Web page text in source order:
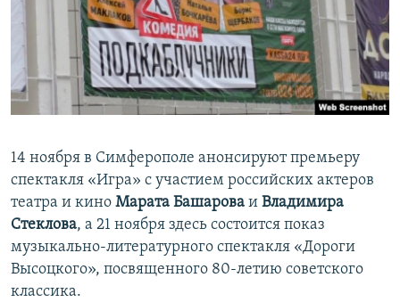
14 ноября в Симферополе анонсируют премьеру
спектакля «Игра» с участием российских актеров
театра и кино Марата Башарова и Владимира
Стеклова, а 21 ноября здесь состоится показ
музыкально-литературного спектакля «Дороги
Высоцкого», посвященного 80-летию советского
классика.